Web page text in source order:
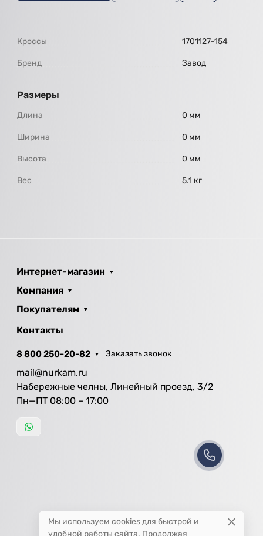
Кроссы 1701127-154
Бренд Завод
Размеры
Длина 0 мм
Ширина 0 мм
Высота 0 мм
Вес 5.1 кг
Интернет-магазин
Компания
Покупателям
Контакты
8 800 250-20-82 Заказать звонок
mail@nurkam.ru
Набережные челны, Линейный проезд, 3/2
Пн—ПТ 08:00 – 17:00
Мы используем cookies для быстрой и
удобной работы сайта. Продолжая